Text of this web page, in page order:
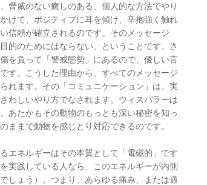
脅威のない癒しのある、個人的な方法でやり
けて、ポジティブに耳を傾け、辛抱強く触れ
信頼が確立されるのです。そのメッセージ
的のためにはならない、ということです。さ
を負って「警戒態勢」にあるので、優しい言
す。こうした理由から、すべてのメッセージ
れます。その「コミュニケーション」は、実
わしいやり方でなされます。ウィスパラーは
あたかもその動物のもっとも深い秘密を知っ
ままで動物を感じとり対応できるのです。
エネルギーはその本質として「電磁的」です
実践している人なら、このエネルギーが内側
しょう）。つまり、あらゆる痛み、または適